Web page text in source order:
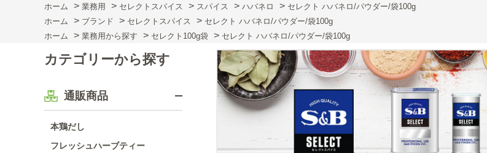
ホーム > 業務用 > セレクトスパイス > スパイス > ハバネロ > セレクト ハバネロ/パウダー/袋100g
ホーム
> ブランド > セレクトスパイス > セレクト ハバネロ/パウダー/袋100g
ホーム
> 業務用から探す > セレクト100g袋 > セレクト ハバネロ/パウダー/袋100g
カテゴリーから探す
通販商品
本鶏だし
フレッシュハーブティー